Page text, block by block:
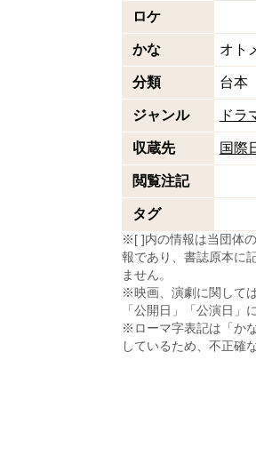
ロケ
かな オト
分類 台本
ジャンル ドラ
収蔵先 国際
閲覧注記
タグ
※[ ]内の情報は当団体
報であり、書誌原本に
ません。
※映画、演劇に関して
「公開日」「公演日」
※ローマ字表記は「か
しているため、不正確